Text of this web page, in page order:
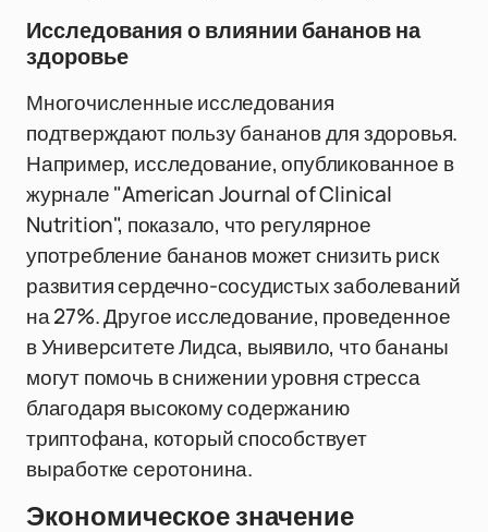
Исследования о влиянии бананов на
здоровье
Многочисленные исследования
подтверждают пользу бананов для здоровья.
Например, исследование, опубликованное в
журнале "American Journal of Clinical
Nutrition", показало, что регулярное
употребление бананов может снизить риск
развития сердечно-сосудистых заболеваний
на 27%. Другое исследование, проведенное
в Университете Лидса, выявило, что бананы
могут помочь в снижении уровня стресса
благодаря высокому содержанию
триптофана, который способствует
выработке серотонина.
Экономическое значение